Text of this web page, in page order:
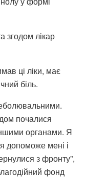
згодом лікар
ці ліки, має
біль.
почалися
органами. Я
допоможе мені і
з фронту”,
фонд